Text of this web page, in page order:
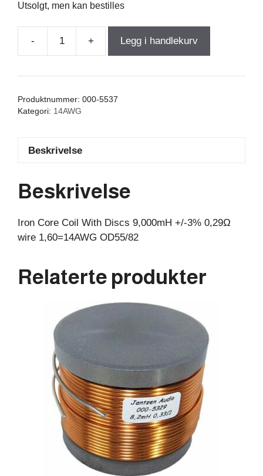
Utsolgt, men kan bestilles
-
Iron
Coil
OD55/82
+ Legg i handlekurv
Produktnummer: 000-5537
Kategori: 14AWG
Beskrivelse
Beskrivelse
Iron Core Coil With Discs 9,000mH +/-3% 0,29Ω
wire 1,60=14AWG OD55/82
Relaterte produkter